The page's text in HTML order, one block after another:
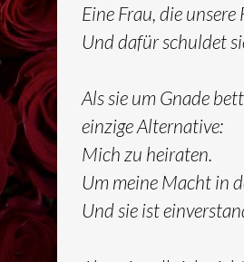
Eine Frau, die
Und dafür schuldet
Als sie um Gnade
einzige Alternative:
Mich zu heiraten.
Um meine Macht in
Und sie ist